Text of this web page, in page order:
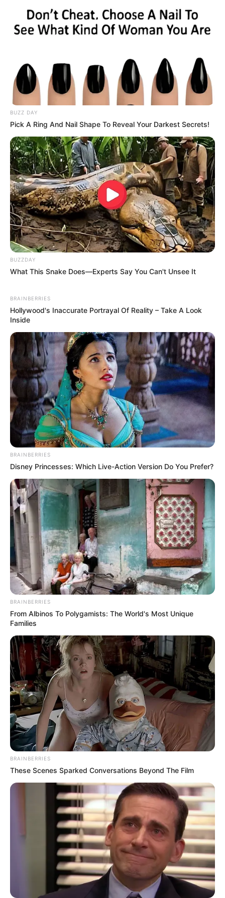
ดูดวง 12 ราศี ที่มีเกณฑ์จะเข้าใจผิด หงุดหงิดหัวใจกับคนรัก โดย
อ.คฑา ชินบัญชร
14 มิ.ย. 2019
11 มิ.ย. 2019
ดูลายมือ สังเกตให้ดีๆ หากมีจุดแดงขึ้นที่ฝ่ามือ นั่นหมายถึง คุณมี
เกณฑ์ตั้งครรภ์!
7 มิ.ย. 2019
ดูดวง 12 ราศี ประจำเดือนมิถุนายน 2562 โดย อ.คฑา ชินบัญชร
4 มิ.ย. 2019
แสดงความเห็นบน Facebook
ดูดวงแม่นๆ ยอดนิยม
14 ก.ย. 2022
ดวงรายวัน 13 กันยายน 2565
13 ก.ย. 2022
BUZZ DAY
Pick A Ring And Nail Shape To Reveal Your Darkest Secrets!
BUZZDAY
What This Snake Does—Experts Say You Can't Unsee It
BRAINBERRIES
Hollywood's Inaccurate Portrayal Of Reality – Take A Look
Inside
BRAINBERRIES
Disney Princesses: Which Live-Action Version Do You Prefer?
BRAINBERRIES
From Albinos To Polygamists: The World's Most Unique
Families
BRAINBERRIES
These Scenes Sparked Conversations Beyond The Film